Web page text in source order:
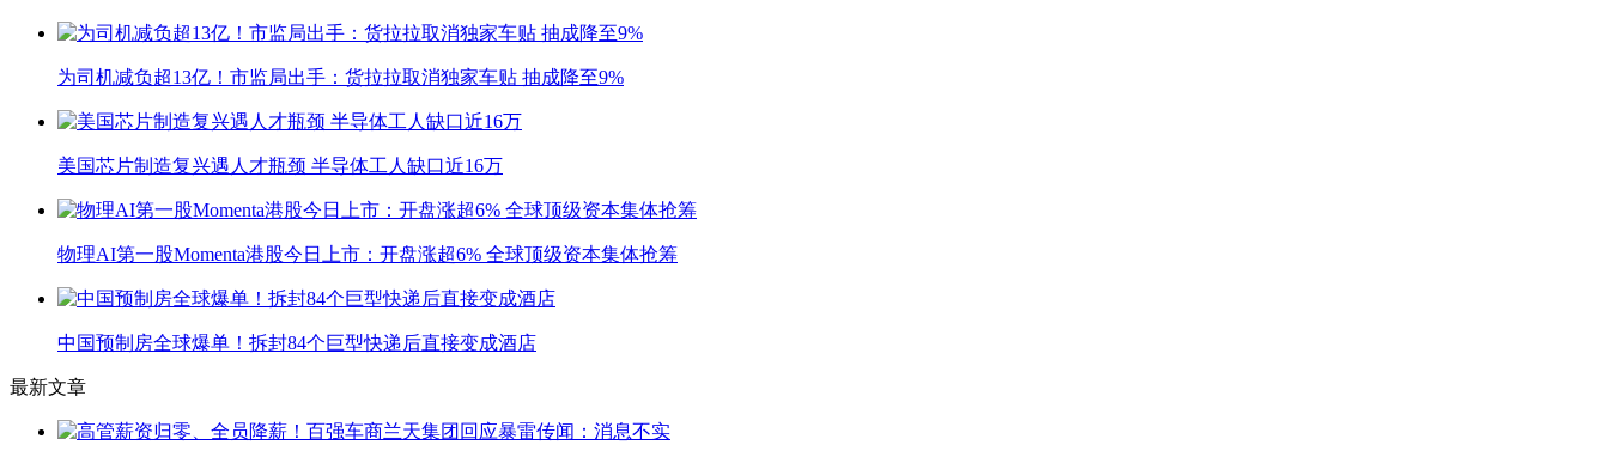
为司机减负超13亿！市监局出手：货拉拉取消独家车贴 抽成降至9%
美国芯片制造复兴遇人才瓶颈 半导体工人缺口近16万
物理AI第一股Momenta港股今日上市：开盘涨超6% 全球顶级资本集体抢筹
中国预制房全球爆单！拆封84个巨型快递后直接变成酒店
最新文章